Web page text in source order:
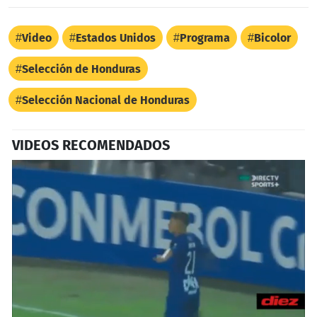
Video Estados Unidos Programa Bicolor
Selección de Honduras
Selección Nacional de Honduras
VIDEOS RECOMENDADOS